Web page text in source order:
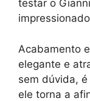
testar o
Acabamento
elegante e
sem dúvida,
ele torna a